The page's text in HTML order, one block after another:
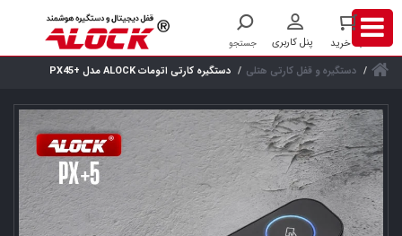
دستگیره و قفل کارتی هتلی دستگیره کارتی اتومات ALOCK مدل +PX45